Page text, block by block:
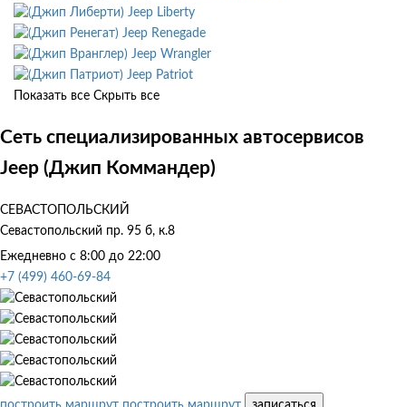
Jeep Liberty
Jeep Renegade
Jeep Wrangler
Jeep Patriot
Показать все Скрыть все
Сеть специализированных автосервисов
Jeep (Джип Коммандер)
СЕВАСТОПОЛЬСКИЙ
Севастопольский пр. 95 б, к.8
Ежедневно с 8:00 до 22:00
+7 (499) 460-69-84